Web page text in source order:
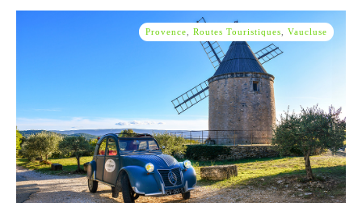
Provence Routes Touristiques Vaucluse